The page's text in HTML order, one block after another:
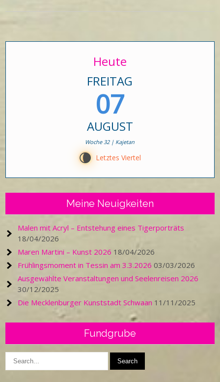
Heute
FREITAG
07
AUGUST
Woche 32 | Kajetan
V Letztes Viertel
Meine Neuigkeiten
Malen mit Acryl – Entstehung eines Tigerporträts
18/04/2026
Maren Martini – Kunst 2026 18/04/2026
Frühlingsmoment in Tessin am 3.3.2026 03/03/2026
Ausgewählte Veranstaltungen und Seelenreisen 2026
30/12/2025
Die Mecklenburger Kunststadt Schwaan 11/11/2025
Fundgrube